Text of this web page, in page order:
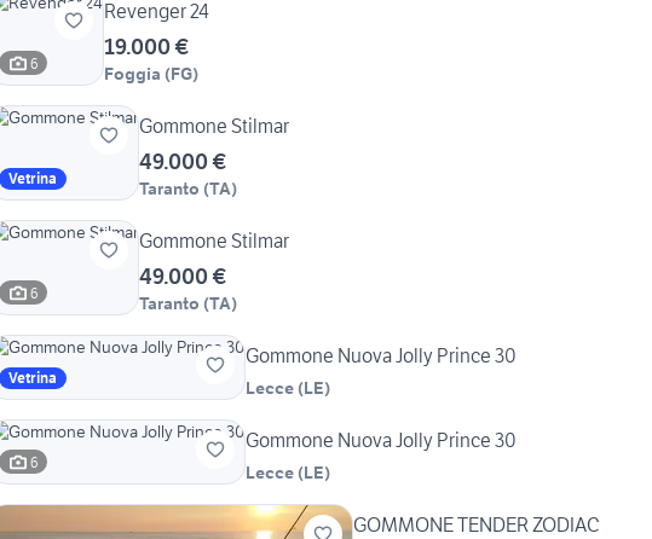
6
Revenger 24
19.000 €
Foggia (FG)
Vetrina
Gommone Stilmar
49.000 €
Taranto (TA)
6
Gommone Stilmar
49.000 €
Taranto (TA)
Vetrina
Gommone Nuova Jolly Prince 30
Lecce (LE)
6
Gommone Nuova Jolly Prince 30
Lecce (LE)
GOMMONE TENDER ZODIAC